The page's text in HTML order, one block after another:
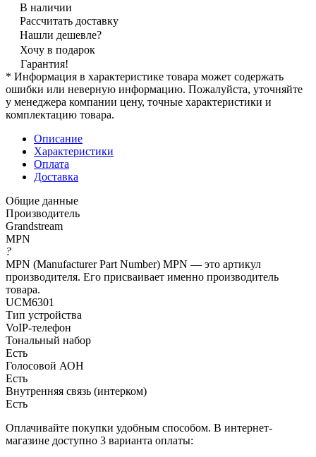
В наличии
Рассчитать доставку
Нашли дешевле?
Хочу в подарок
Гарантия!
* Информация в характеристике товара может содержать
ошибки или неверную информацию. Пожалуйста, уточняйте
у менеджера компании цену, точные характеристики и
комплектацию товара.
Описание
Характеристики
Оплата
Доставка
Общие данные
Производитель
Grandstream
MPN
?
MPN (Manufacturer Part Number) MPN — это артикул
производителя. Его присваивает именно производитель
товара.
UCM6301
Тип устройства
VoIP-телефон
Тональный набор
Есть
Голосовой АОН
Есть
Внутренняя связь (интерком)
Есть
Оплачивайте покупки удобным способом. В интернет-
магазине доступно 3 варианта оплаты: